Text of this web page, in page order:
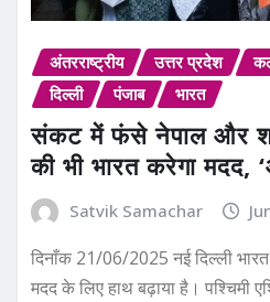
अंतरराष्ट्रीय उत्तर प्रदेश
दिल्ली
पंजाब भारत
संकट में फंसे नेपाल और
की भी भारत करेगा मदद,
Satvik Samachar
दिनाँक 21/06/2025 नई दिल्ली
मदद के लिए हाथ बढ़ाया है। पश्चिमी